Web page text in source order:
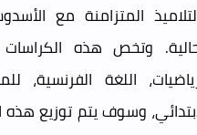
المتزامنة مع
وتخص هذه الكراسات
اللغة
وسوف يتم توزيع